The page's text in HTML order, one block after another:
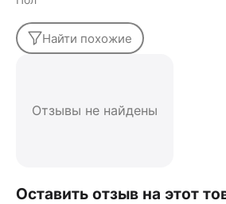
Найти похожие
Отзывы не найдены
Оставить отзыв на этот